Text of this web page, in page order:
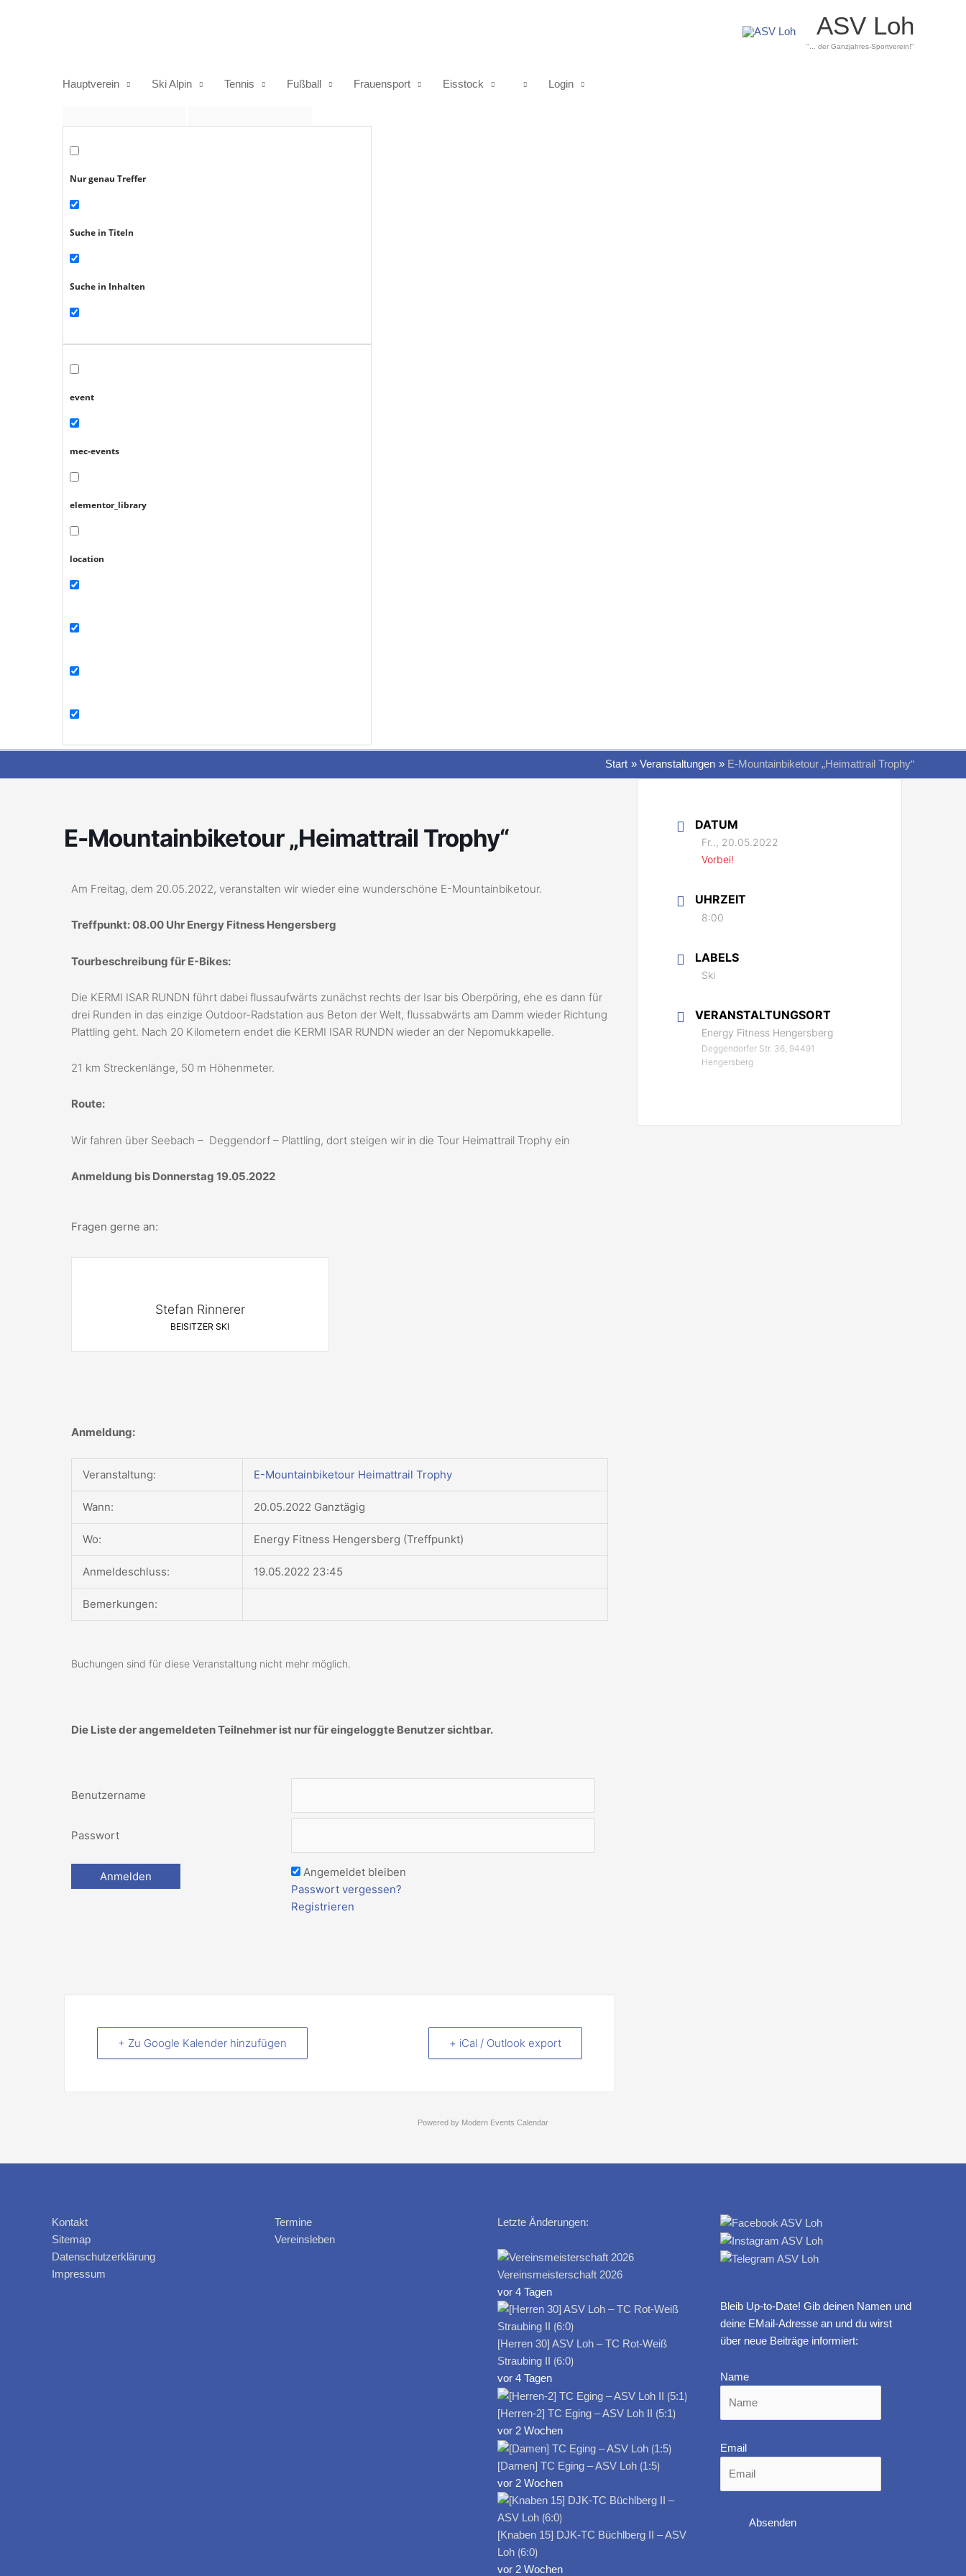
ASV Loh
"... der Ganzjahres-Sportverein!"
Hauptverein Ski Alpin Tennis Fußball Frauensport Eisstock Login
Nur genau Treffer
Suche in Titeln
Suche in Inhalten
event
mec-events
elementor_library
location
Start Veranstaltungen E-Mountainbiketour „Heimattrail Trophy“
E-Mountainbiketour „Heimattrail Trophy“
Am Freitag, dem 20.05.2022, veranstalten wir wieder eine wunderschöne E-Mountainbiketour.
Treffpunkt: 08.00 Uhr Energy Fitness Hengersberg
Tourbeschreibung für E-Bikes:
Die KERMI ISAR RUNDN führt dabei flussaufwärts zunächst rechts der Isar bis Oberpöring, ehe es dann für
drei Runden in das einzige Outdoor-Radstation aus Beton der Welt, flussabwärts am Damm wieder Richtung
Plattling geht. Nach 20 Kilometern endet die KERMI ISAR RUNDN wieder an der Nepomukkapelle.
21 km Streckenlänge, 50 m Höhenmeter.
Route:
Wir fahren über Seebach – Deggendorf – Plattling, dort steigen wir in die Tour Heimattrail Trophy ein
Anmeldung bis Donnerstag 19.05.2022
Fragen gerne an:
Stefan Rinnerer
BEISITZER SKI
Anmeldung:
Veranstaltung: E-Mountainbiketour Heimattrail Trophy
Wann: 20.05.2022 Ganztägig
Wo: Energy Fitness Hengersberg (Treffpunkt)
Anmeldeschluss: 19.05.2022 23:45
Bemerkungen:
Buchungen sind für diese Veranstaltung nicht mehr möglich.
Die Liste der angemeldeten Teilnehmer ist nur für eingeloggte Benutzer sichtbar.
Benutzername
Passwort
Angemeldet bleiben
Passwort vergessen?
Registrieren
+ Zu Google Kalender hinzufügen + iCal / Outlook export
DATUM
Fr.., 20.05.2022
Vorbei!
UHRZEIT
8:00
LABELS
Ski
VERANSTALTUNGSORT
Energy Fitness Hengersberg
Deggendorfer Str. 36, 94491
Hengersberg
Powered by Modern Events Calendar
Kontakt
Sitemap
Datenschutzerklärung
Impressum
Termine
Vereinsleben
Letzte Änderungen:
Vereinsmeisterschaft 2026
vor 4 Tagen
[Herren 30] ASV Loh – TC Rot-Weiß
Straubing II ⟮6:0⟯
vor 4 Tagen
[Herren-2] TC Eging – ASV Loh II ⟮5:1⟯
vor 2 Wochen
[Damen] TC Eging – ASV Loh ⟮1:5⟯
vor 2 Wochen
[Knaben 15] DJK-TC Büchlberg II – ASV
Loh ⟮6:0⟯
vor 2 Wochen
Bleib Up-to-Date! Gib deinen Namen und
deine EMail-Adresse an und du wirst
über neue Beiträge informiert:
Name
Email